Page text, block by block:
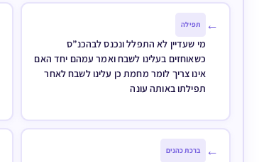
← תפילה
מי שעדיין לא התפלל ונכנס לבהכנ”ס
כשאוחזים בעלינו לשבח ואמר עמהם יחד האם
אינו צריך לומר מחמת כן עלינו לשבח לאחר
תפילתו באותה עונה
← ברכת כהנים